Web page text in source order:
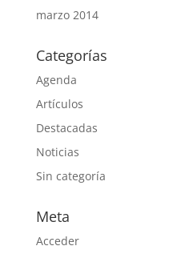
marzo 2014
Categorías
Agenda
Artículos
Destacadas
Noticias
Sin categoría
Meta
Acceder